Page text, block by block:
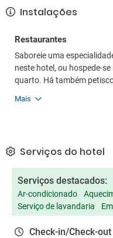
Instalações
Restaurantes
Saboreie uma
neste hotel, ou hospede-
quarto. Há também
Mais
Serviços do hotel
Serviços destacados:
Ar-condicionado
Serviço de lavandaria
Check-in/Check-out